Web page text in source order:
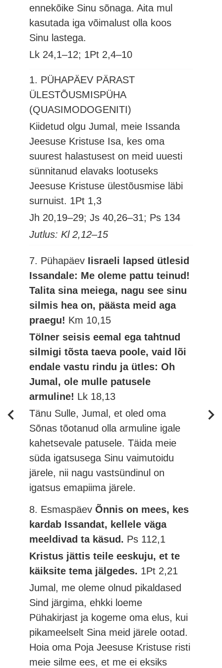
ennekõike Sinu sõnaga. Aita mul
kasutada iga võimalust olla koos
Sinu lastega.
Lk 24,1–12; 1Pt 2,4–10
1. PÜHAPÄEV PÄRAST
ÜLESTÕUSMISPÜHA
(QUASIMODOGENITI)
Kiidetud olgu Jumal, meie Issanda
Jeesuse Kristuse Isa, kes oma
suurest halastusest on meid uuesti
sünnitanud elavaks lootuseks
Jeesuse Kristuse ülestõusmise läbi
surnuist. 1Pt 1,3
Jh 20,19–29; Js 40,26–31; Ps 134
Jutlus: Kl 2,12–15
7. Pühapäev Iisraeli lapsed ütlesid
Issandale: Me oleme pattu teinud!
Talita sina meiega, nagu see sinu
silmis hea on, päästa meid aga
praegu! Km 10,15
Tölner seisis eemal ega tahtnud
silmigi tõsta taeva poole, vaid lõi
endale vastu rindu ja ütles: Oh
Jumal, ole mulle patusele
armuline! Lk 18,13
Tänu Sulle, Jumal, et oled oma
Sõnas tõotanud olla armuline igale
kahetsevale patusele. Täida meie
süda igatsusega Sinu vaimutoidu
järele, nii nagu vastsündinul on
igatsus emapiima järele.
8. EsmaspäevÕnnis on mees, kes
kardab Issandat, kellele väga
meeldivad ta käsud. Ps 112,1
Kristus jättis teile eeskuju, et te
käiksite tema jälgedes. 1Pt 2,21
Jumal, me oleme olnud pikaldased
Sind järgima, ehkki loeme
Pühakirjast ja kogeme oma elus, kui
pikameelselt Sina meid järele ootad.
Hoia oma Poja Jeesuse Kristuse risti
meie silme ees, et me ei eksiks